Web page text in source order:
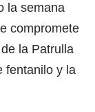
la semana
compromete
la Patrulla
fentanilo y la